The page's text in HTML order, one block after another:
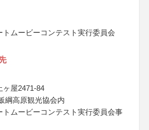
トムービーコンテスト実行委員会
ヶ屋2471-84
綱高原観光協会内
トムービーコンテスト実行委員会事